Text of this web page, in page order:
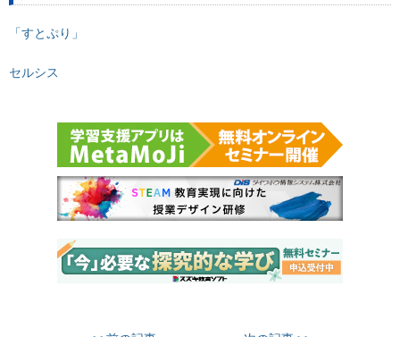
「すとぷり」
セルシス